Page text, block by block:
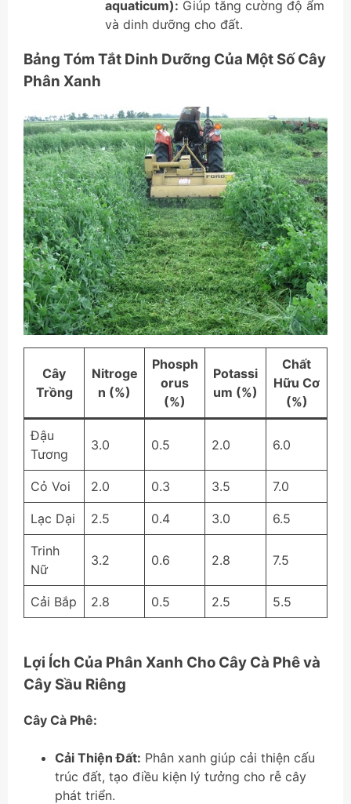
aquaticum): Giúp tăng cường độ ẩm
và dinh dưỡng cho đất.
Bảng Tóm Tắt Dinh Dưỡng Của Một Số Cây
Phân Xanh
Cây
Trồng
Nitroge
n (%)
Phosph
orus
(%)
Potassi
um (%)
Chất
Hữu Cơ
(%)
Đậu
Tương
3.0 0.5 2.0 6.0
Cỏ Voi 2.0 0.3 3.5 7.0
Lạc Dại 2.5 0.4 3.0 6.5
Trinh
Nữ
3.2 0.6 2.8 7.5
Cải Bắp 2.8 0.5 2.5 5.5
Lợi Ích Của Phân Xanh Cho Cây Cà Phê và
Cây Sầu Riêng
Cây Cà Phê:
Cải Thiện Đất: Phân xanh giúp cải thiện cấu
trúc đất, tạo điều kiện lý tưởng cho rễ cây
phát triển.